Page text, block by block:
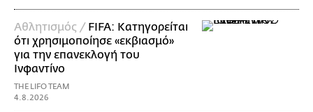
Αθλητισμός / FIFA: Κατηγορείται
ότι χρησιμοποίησε «εκβιασμό»
για την επανεκλογή του
Ινφαντίνο
THE LIFO TEAM
4.8.2026